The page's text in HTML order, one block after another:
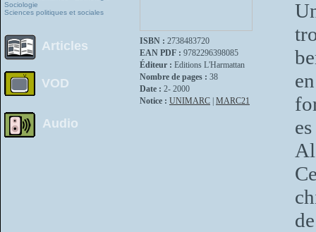
Sociologie
Sciences politiques et sociales
Articles
VOD
Audio
ISBN : 2738483720
EAN PDF : 9782296398085
Éditeur : Editions L'Harmattan
Nombre de pages : 38
Date : 2- 2000
Notice : UNIMARC MARC21